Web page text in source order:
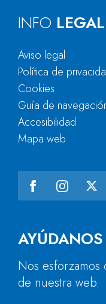
AYÚDANOS
Nos esforzamos
de nuestra web.
INFO LEGAL
Aviso legal
Política de
Cookies
Guía de
Accesibilidad
Mapa web